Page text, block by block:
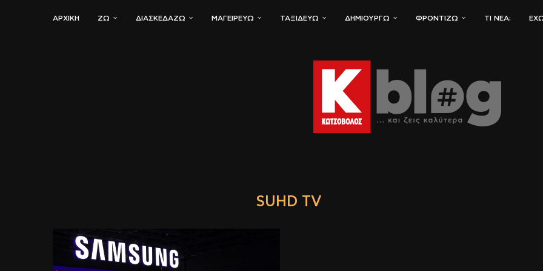
ΑΡΧΙΚΗ ΖΏ ΔΙΑΣΚΕΔΆΖΩ ΜΑΓΕΙΡΕΎΩ ΤΑΞΙΔΕΎΩ ΔΗΜΙΟΥΡΓΏ ΦΡΟΝΤΊΖΩ ΤΙ ΝΈΑ;
SUHD TV